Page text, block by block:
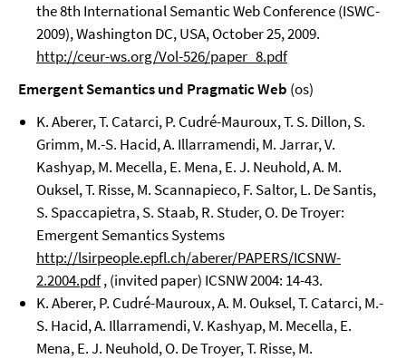
the 8th International Semantic Web Conference (ISWC-
2009), Washington DC, USA, October 25, 2009.
http://ceur-ws.org/Vol-526/paper_8.pdf
Emergent Semantics und Pragmatic Web (os)
K. Aberer, T. Catarci, P. Cudré-Mauroux, T. S. Dillon, S.
Grimm, M.-S. Hacid, A. Illarramendi, M. Jarrar, V.
Kashyap, M. Mecella, E. Mena, E. J. Neuhold, A. M.
Ouksel, T. Risse, M. Scannapieco, F. Saltor, L. De Santis,
S. Spaccapietra, S. Staab, R. Studer, O. De Troyer:
Emergent Semantics Systems
http://lsirpeople.epfl.ch/aberer/PAPERS/ICSNW-
2.2004.pdf, (invited paper) ICSNW 2004: 14-43.
K. Aberer, P. Cudré-Mauroux, A. M. Ouksel, T. Catarci, M.-
S. Hacid, A. Illarramendi, V. Kashyap, M. Mecella, E.
Mena, E. J. Neuhold, O. De Troyer, T. Risse, M.